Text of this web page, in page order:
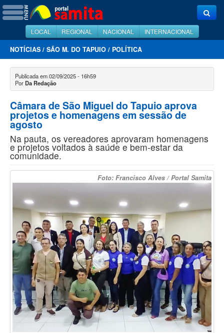
LOCAL REGIONAL NACIONAL INTERNACIONAL
NOTÍCIAS / SÃO M. DO TAPUIO / POLÍTICA
Publicada em 02/09/2025 - 16h59
PorDa Redação
Câmara de São Miguel do Tapuio aprova
projetos e homenagens em sessão de
agosto
Na pauta, os vereadores aprovaram homenagens
e projetos voltados à saúde e bem-estar da
comunidade.
Foto: Francisco Alves / Portal Samita